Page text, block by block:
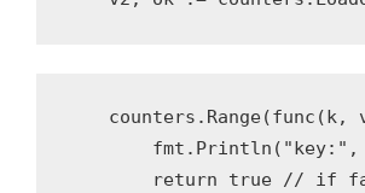
    counters.Range(
func (k,
        fmt.Println(
"key:" ,
return
true // if